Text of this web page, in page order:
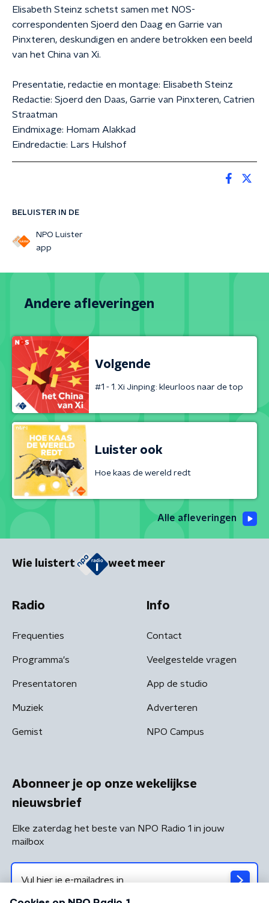
BELUISTER IN DE
NPO Luister
app
Elisabeth Steinz schetst samen met NOS-
correspondenten Sjoerd den Daag en Garrie van
Pinxteren, deskundigen en andere betrokken een beeld
van het China van Xi.
Presentatie, redactie en montage: Elisabeth Steinz
Redactie: Sjoerd den Daas, Garrie van Pinxteren, Catrien
Straatman
Eindmixage: Homam Alakkad
Eindredactie: Lars Hulshof
Andere afleveringen
Volgende
#1 - 1. Xi Jinping: kleurloos naar de top
Luister ook
Hoe kaas de wereld redt
Alle afleveringen
Wie luistert weet meer
Radio
Frequenties
Programma's
Presentatoren
Muziek
Gemist
Info
Contact
Veelgestelde vragen
App de studio
Adverteren
NPO Campus
Abonneer je op onze wekelijkse
nieuwsbrief
Elke zaterdag het beste van NPO Radio 1 in jouw
mailbox